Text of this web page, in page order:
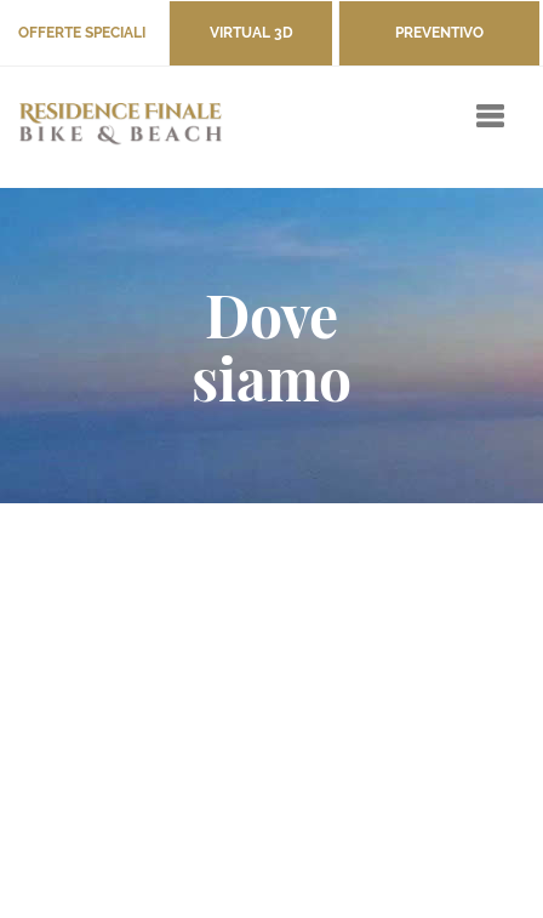
OFFERTE SPECIALI VIRTUAL 3D PREVENTIVO
Dove
siamo